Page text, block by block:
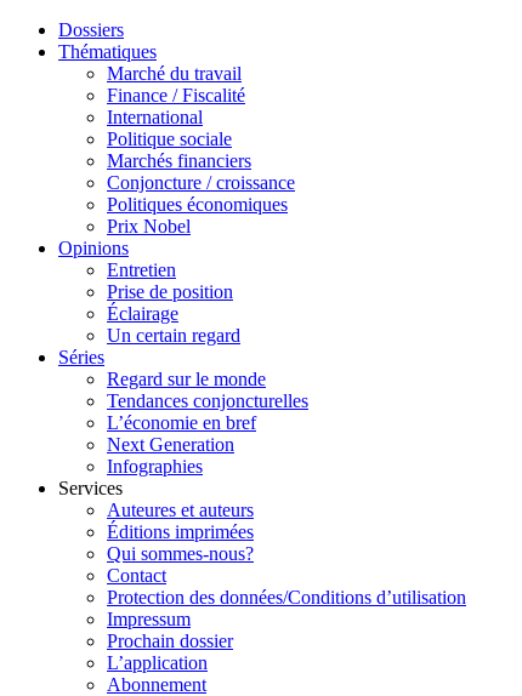
Dossiers
Thématiques
Marché du travail
Finance / Fiscalité
International
Politique sociale
Marchés financiers
Conjoncture / croissance
Politiques économiques
Prix Nobel
Opinions
Entretien
Prise de position
Éclairage
Un certain regard
Séries
Regard sur le monde
Tendances conjoncturelles
L’économie en bref
Next Generation
Infographies
Services
Auteures et auteurs
Éditions imprimées
Qui sommes-nous?
Contact
Protection des données/Conditions d’utilisation
Impressum
Prochain dossier
L’application
Abonnement